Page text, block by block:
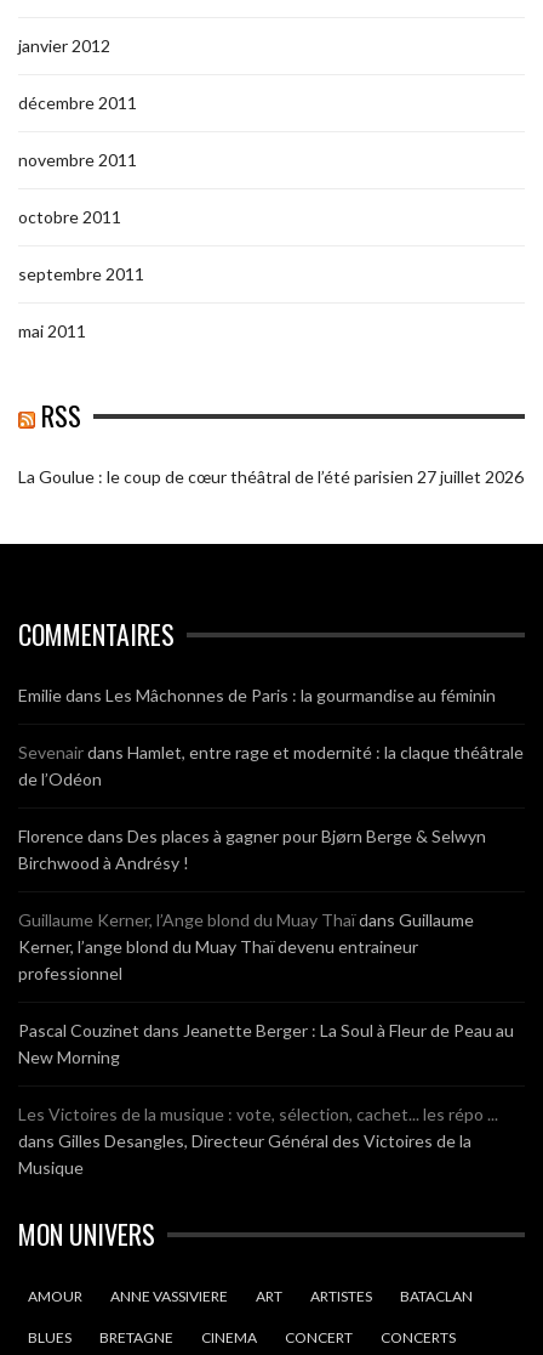
janvier 2012
décembre 2011
novembre 2011
octobre 2011
septembre 2011
mai 2011
RSS
La Goulue : le coup de cœur théâtral de l’été parisien 27 juillet 2026
COMMENTAIRES
Emiliedans Les Mâchonnes de Paris : la gourmandise au féminin
Sevenairdans Hamlet, entre rage et modernité : la claque théâtrale
de l’Odéon
Florencedans Des places à gagner pour Bjørn Berge & Selwyn
Birchwood à Andrésy !
Guillaume Kerner, l’Ange blond du Muay Thaïdans Guillaume
Kerner, l’ange blond du Muay Thaï devenu entraineur
professionnel
Pascal Couzinet dans Jeanette Berger : La Soul à Fleur de Peau au
New Morning
Les Victoires de la musique : vote, sélection, cachet... les répo ...
dans Gilles Desangles, Directeur Général des Victoires de la
Musique
MON UNIVERS
AMOUR ANNE VASSIVIERE ART ARTISTES BATACLAN
BLUES BRETAGNE CINEMA CONCERT CONCERTS